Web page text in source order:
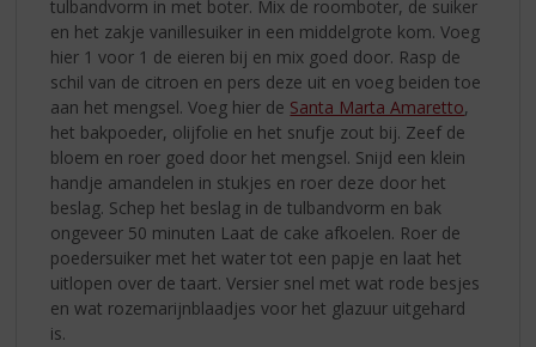
tulbandvorm in met boter. Mix de roomboter, de suiker
en het zakje vanillesuiker in een middelgrote kom. Voeg
hier 1 voor 1 de eieren bij en mix goed door. Rasp de
schil van de citroen en pers deze uit en voeg beiden toe
aan het mengsel. Voeg hier de Santa Marta Amaretto,
het bakpoeder, olijfolie en het snufje zout bij. Zeef de
bloem en roer goed door het mengsel. Snijd een klein
handje amandelen in stukjes en roer deze door het
beslag. Schep het beslag in de tulbandvorm en bak
ongeveer 50 minuten Laat de cake afkoelen. Roer de
poedersuiker met het water tot een papje en laat het
uitlopen over de taart. Versier snel met wat rode besjes
en wat rozemarijnblaadjes voor het glazuur uitgehard
is.